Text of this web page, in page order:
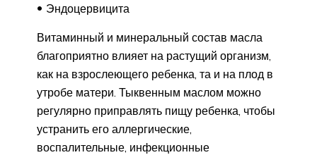
Эндоцервицита
Витаминный и минеральный состав масла
благоприятно влияет на растущий организм,
как на взрослеющего ребенка, та и на плод в
утробе матери. Тыквенным маслом можно
регулярно приправлять пищу ребенка, чтобы
устранить его аллергические,
воспалительные, инфекционные